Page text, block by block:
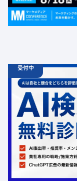
場所：オンライン
BtoB
受付中
診断
ChatGPT広告の
受付中
定員数：500名
金額：無料
場所：オンライン
LLMO 広告